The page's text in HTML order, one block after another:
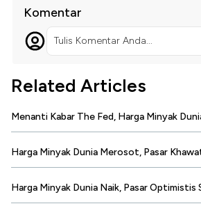
Komentar
Tulis Komentar Anda...
Related Articles
Menanti Kabar The Fed, Harga Minyak
Harga Minyak Dunia Merosot, Pasar
Harga Minyak Dunia Naik, Pasar